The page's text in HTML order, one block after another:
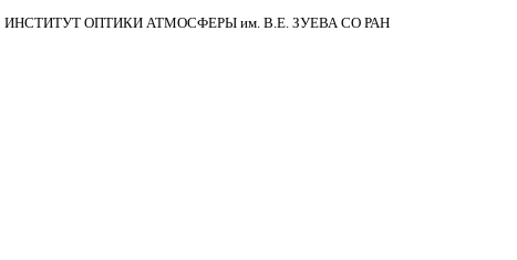
ИНСТИТУТ ОПТИКИ АТМОСФЕРЫ им. В.Е. ЗУЕВА СО РАН